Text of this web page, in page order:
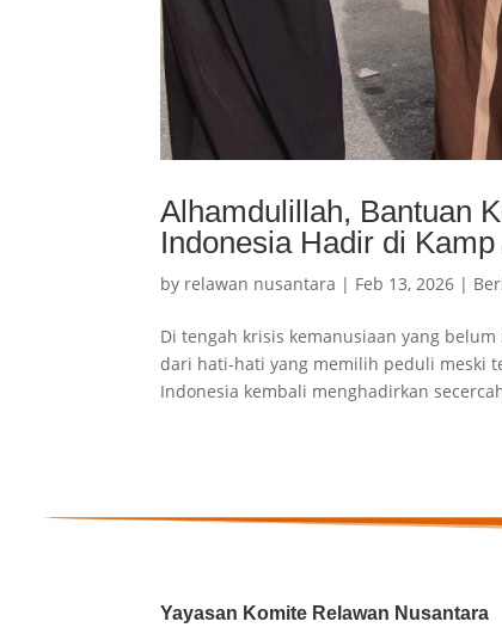
Alhamdulillah, Bantuan
Indonesia Hadir di
by relawan nusantara | Feb 13, 2026 |
Di tengah krisis kemanusiaan yang
dari hati-hati yang memilih peduli meski
Indonesia kembali menghadirkan
Yayasan Komite Relawan Nusantara